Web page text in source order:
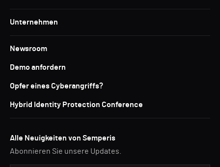
Unternehmen
Newsroom
Demo anfordern
Opfer eines Cyberangriffs?
Hybrid Identity Protection Conference
Alle Neuigkeiten von Semperis
Abonnieren Sie unsere Updates.